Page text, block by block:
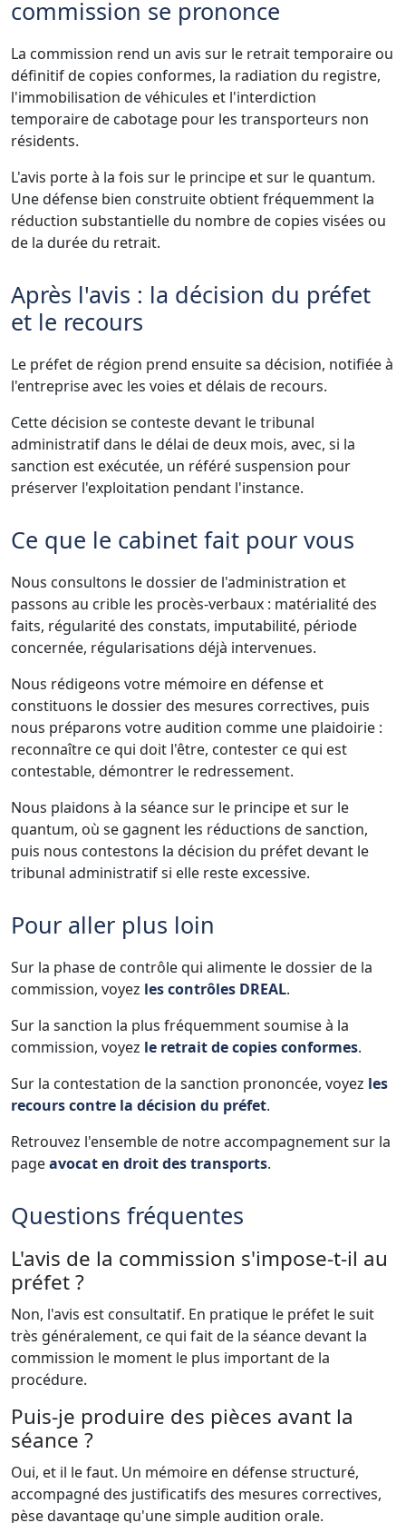
commission se prononce
La commission rend un avis sur le retrait temporaire ou
définitif de copies conformes, la radiation du registre,
l'immobilisation de véhicules et l'interdiction
temporaire de cabotage pour les transporteurs non
résidents.
L'avis porte à la fois sur le principe et sur le quantum.
Une défense bien construite obtient fréquemment la
réduction substantielle du nombre de copies visées ou
de la durée du retrait.
Après l'avis : la décision du préfet
et le recours
Le préfet de région prend ensuite sa décision, notifiée à
l'entreprise avec les voies et délais de recours.
Cette décision se conteste devant le tribunal
administratif dans le délai de deux mois, avec, si la
sanction est exécutée, un référé suspension pour
préserver l'exploitation pendant l'instance.
Ce que le cabinet fait pour vous
Nous consultons le dossier de l'administration et
passons au crible les procès-verbaux : matérialité des
faits, régularité des constats, imputabilité, période
concernée, régularisations déjà intervenues.
Nous rédigeons votre mémoire en défense et
constituons le dossier des mesures correctives, puis
nous préparons votre audition comme une plaidoirie :
reconnaître ce qui doit l'être, contester ce qui est
contestable, démontrer le redressement.
Nous plaidons à la séance sur le principe et sur le
quantum, où se gagnent les réductions de sanction,
puis nous contestons la décision du préfet devant le
tribunal administratif si elle reste excessive.
Pour aller plus loin
Sur la phase de contrôle qui alimente le dossier de la
commission, voyez les contrôles DREAL.
Sur la sanction la plus fréquemment soumise à la
commission, voyez le retrait de copies conformes.
Sur la contestation de la sanction prononcée, voyez les
recours contre la décision du préfet.
Retrouvez l'ensemble de notre accompagnement sur la
pageavocat en droit des transports.
Questions fréquentes
L'avis de la commission s'impose-t-il au
préfet ?
Non, l'avis est consultatif. En pratique le préfet le suit
très généralement, ce qui fait de la séance devant la
commission le moment le plus important de la
procédure.
Puis-je produire des pièces avant la
séance ?
Oui, et il le faut. Un mémoire en défense structuré,
accompagné des justificatifs des mesures correctives,
pèse davantage qu'une simple audition orale.